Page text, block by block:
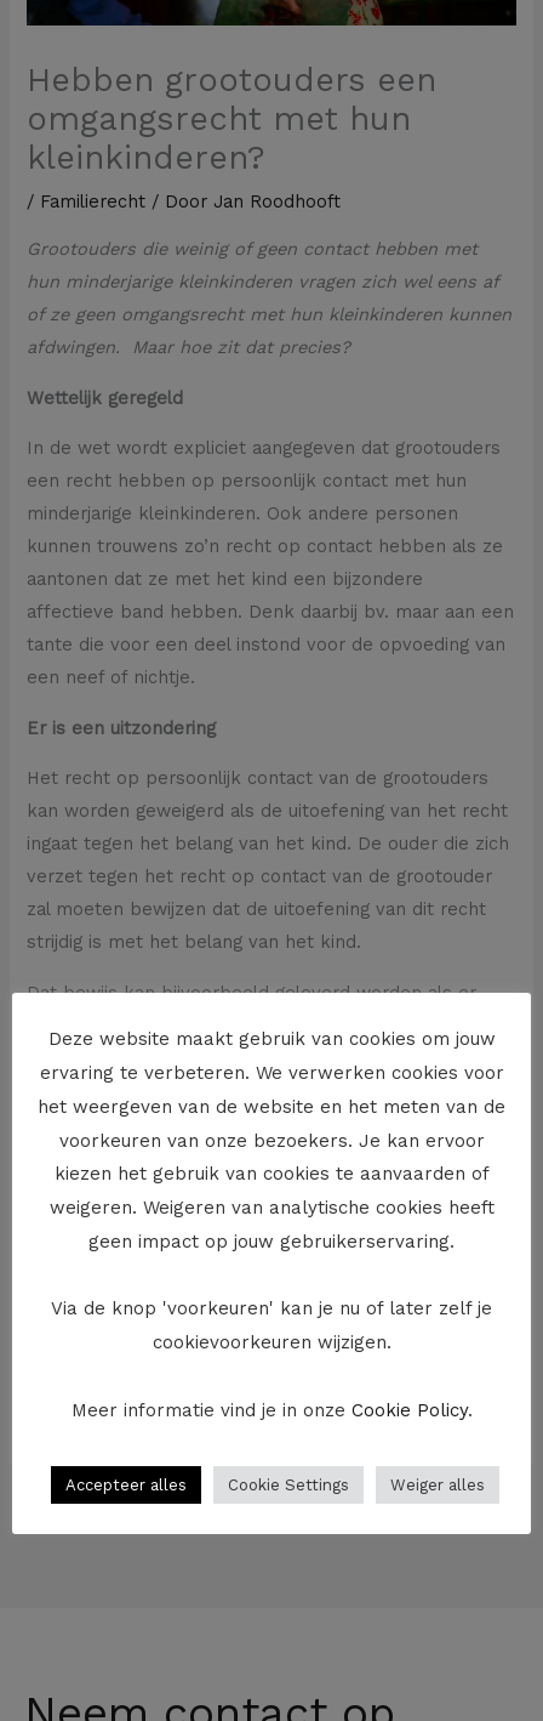
Hebben grootouders een
omgangsrecht met hun
kleinkinderen?
/ Familierecht / Door Jan Roodhooft
Grootouders die weinig of geen contact hebben met
hun minderjarige kleinkinderen vragen zich wel eens af
of ze geen omgangsrecht met hun kleinkinderen kunnen
afdwingen. Maar hoe zit dat precies?
Wettelijk geregeld
In de wet wordt expliciet aangegeven dat grootouders
een recht hebben op persoonlijk contact met hun
minderjarige kleinkinderen. Ook andere personen
kunnen trouwens zo’n recht op contact hebben als ze
aantonen dat ze met het kind een bijzondere
affectieve band hebben. Denk daarbij bv. maar aan een
tante die voor een deel instond voor de opvoeding van
een neef of nichtje.
Er is een uitzondering
Het recht op persoonlijk contact van de grootouders
kan worden geweigerd als de uitoefening van het recht
ingaat tegen het belang van het kind. De ouder die zich
verzet tegen het recht op contact van de grootouder
zal moeten bewijzen dat de uitoefening van dit recht
strijdig is met het belang van het kind.
Dat bewijs kan bijvoorbeeld geleverd worden als er
psychische ontwikkeling van het kind.
Geen akkoord en dan?
Raken de ouders en de grootouders van de
minderjarige kinderen het niet eens over de uitoefening
beslist hoe dat kan worden uitgeoefend. In de praktijk
wordt in zulk geval vaak een omgangsrecht gegeven
de schoolvakanties.
Deze website maakt gebruik van cookies om jouw
ervaring te verbeteren. We verwerken cookies voor
het weergeven van de website en het meten van de
voorkeuren van onze bezoekers. Je kan ervoor
kiezen het gebruik van cookies te aanvaarden of
weigeren. Weigeren van analytische cookies heeft
geen impact op jouw gebruikerservaring.
Via de knop 'voorkeuren' kan je nu of later zelf je
cookievoorkeuren wijzigen.
Meer informatie vind je in onze Cookie Policy.
Accepteer alles Cookie Settings Weiger alles